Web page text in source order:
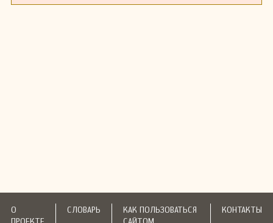
О
СЛОВАРЬ
КАК ПОЛЬЗОВАТЬСЯ
КОНТАКТЫ